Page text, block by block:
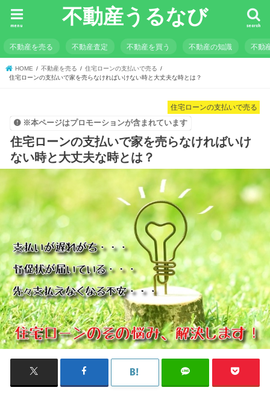
不動産うるなび search
menu
不動産を売る 不動産査定 不動産を買う 不動産の知識 不動
HOME 不動産を売る
住宅ローンの支払いで売る
住宅ローンの支払いで家を売らなければいけない時と大丈夫な時とは？
住宅ローンの支払いで売る
※本ページはプロモーションが含まれています
住宅ローンの支払いで家を売らなければいけ
ない時と大丈夫な時とは？